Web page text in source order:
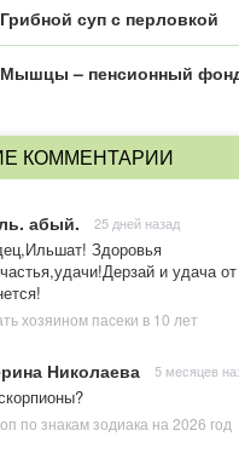
Грибной суп с перловкой
Мышцы – пенсионный
КОММЕНТАРИИ
абый. 25 дней назад
Здоровья
и удача
хозяином пасеки в 10 лет
Николаева 5 месяцев
по знакам зодиака на 2026 год